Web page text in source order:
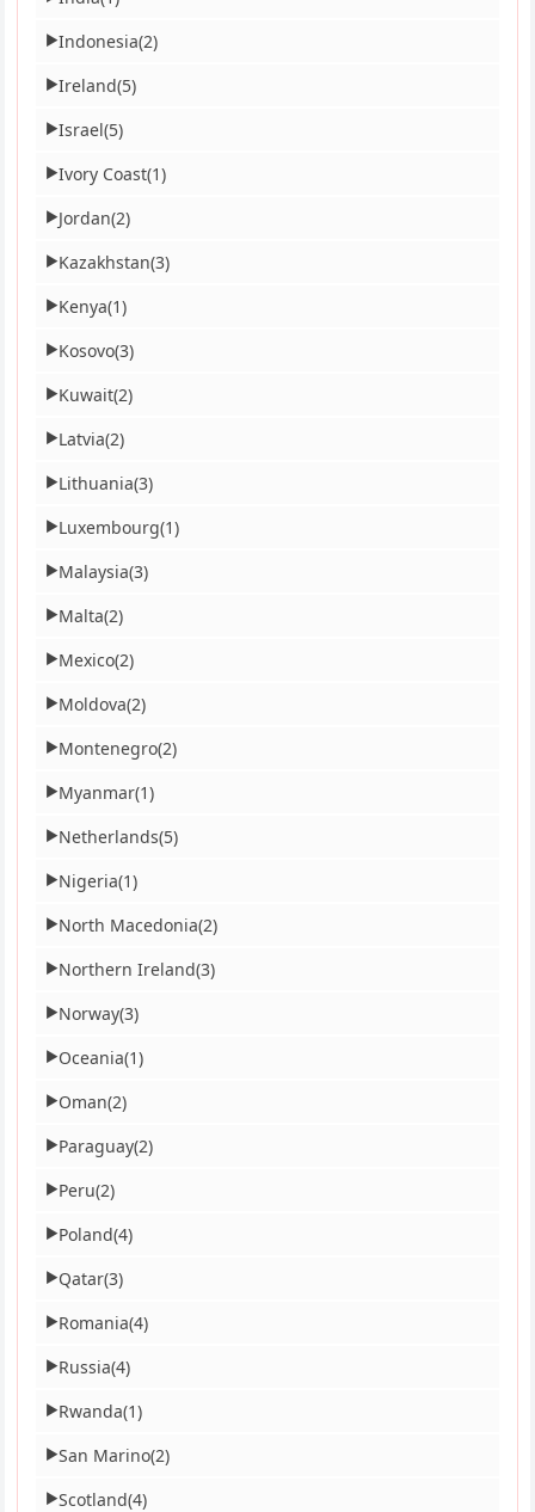
▶Indonesia(2)
▶Ireland(5)
▶Israel(5)
▶Ivory Coast(1)
▶Jordan(2)
▶Kazakhstan(3)
▶Kenya(1)
▶Kosovo(3)
▶Kuwait(2)
▶Latvia(2)
▶Lithuania(3)
▶Luxembourg(1)
▶Malaysia(3)
▶Malta(2)
▶Mexico(2)
▶Moldova(2)
▶Montenegro(2)
▶Myanmar(1)
▶Netherlands(5)
▶Nigeria(1)
▶North Macedonia(2)
▶Northern Ireland(3)
▶Norway(3)
▶Oceania(1)
▶Oman(2)
▶Paraguay(2)
▶Peru(2)
▶Poland(4)
▶Qatar(3)
▶Romania(4)
▶Russia(4)
▶Rwanda(1)
▶San Marino(2)
▶Scotland(4)